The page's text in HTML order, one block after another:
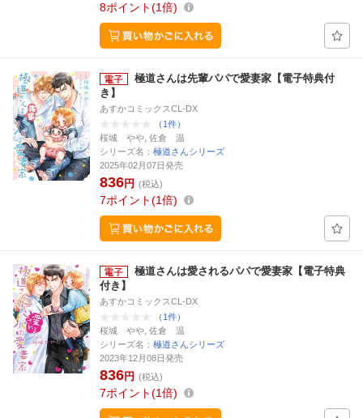
8ポイント 1倍
極道さんは先輩パパで愛妻家【電子特典付
き】
あすかコミックスCL-DX
（1件）
桜城 やや, 佐倉 温
シリーズ名： 極道さんシリーズ
2025年02月07日発売
836円 (税込)
7ポイント 1倍
極道さんは愛されるパパで愛妻家【電子特典
付き】
あすかコミックスCL-DX
（1件）
桜城 やや, 佐倉 温
シリーズ名： 極道さんシリーズ
2023年12月08日発売
836円 (税込)
7ポイント 1倍